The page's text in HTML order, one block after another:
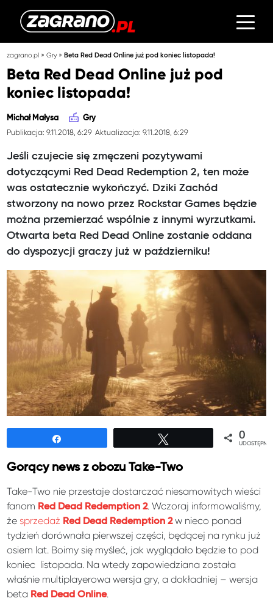
zagrano.pl »Gry»Beta Red Dead Online już pod koniec listopada!
Beta Red Dead Online już pod
koniec listopada!
Michał Małysa Gry
Publikacja: 9.11.2018, 6:29 Aktualizacja: 9.11.2018, 6:29
Jeśli czujecie się zmęczeni pozytywami
dotyczącymi Red Dead Redemption 2, ten może
was ostatecznie wykończyć. Dziki Zachód
stworzony na nowo przez Rockstar Games będzie
można przemierzać wspólnie z innymi wyrzutkami.
Otwarta beta Red Dead Online zostanie oddana
do dyspozycji graczy już w październiku!
0
Gorący news z obozu Take-Two
Take-Two nie przestaje dostarczać niesamowitych wieści
fanom Red Dead Redemption 2. Wczoraj informowaliśmy,
że sprzedaż Red Dead Redemption 2 w nieco ponad
tydzień dorównała pierwszej części, będącej na rynku już
osiem lat. Boimy się myśleć, jak wyglądało będzie to pod
koniec listopada. Na wtedy zapowiedziana została
właśnie multiplayerowa wersja gry, a dokładniej – wersja
beta Red Dead Online.